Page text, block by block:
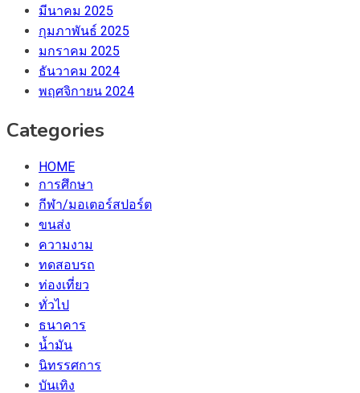
มีนาคม 2025
กุมภาพันธ์ 2025
มกราคม 2025
ธันวาคม 2024
พฤศจิกายน 2024
Categories
HOME
การศึกษา
กีฬา/มอเตอร์สปอร์ต
ขนส่ง
ความงาม
ทดสอบรถ
ท่องเที่ยว
ทั่วไป
ธนาคาร
น้ำมัน
นิทรรศการ
บันเทิง